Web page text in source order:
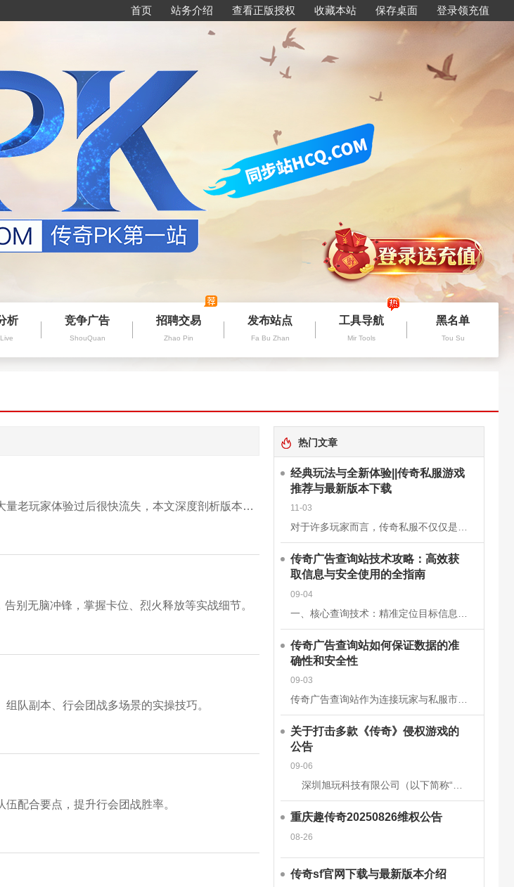
首页 站务介绍 查看正版授权 收藏本站 保存桌面 登录领充值
析 竞争广告
ShouQuan
招聘交易
Zhao Pin
发布站点
Fa Bu Zhan
工具导航
Mir Tools
黑名单
Tou Su
传奇行业版本更新迭代速度飞快，不少新服不断推出花样繁多的新系统，但是大量老玩家体验过后很快流失，本文深度剖析版本设计当中的问题，聊聊到底什么样的改动才能够留住核心玩家。
别无脑冲锋，掌握卡位、烈火释放等实战细节。
队副本、行会团战多场景的实操技巧。
配合要点，提升行会团战胜率。
热门文章
经典玩法与全新体验||传奇私服游戏
推荐与最新版本下载
11-03
对于许多玩家而言，传奇私服不仅仅是一款游戏，更是一段青春的回忆。它继承了经典《传奇》的核心玩法，保留了战士、法师、道士三大职业的经典设定，同时在画面、操作和系统上进行了优化升级，让老玩家找回曾经的激情
传奇广告查询站技术攻略：高效获
取信息与安全使用的全指南
09-04
传奇广告查询站如何保证数据的准
确性和安全性
09-03
关于打击多款《传奇》侵权游戏的
公告
09-06
深圳旭玩科技有限公司（以下简称“我司”）依据相关转授权文件获得原始著作权人韩国亚拓士软件有限公司针对《LegendofMirII》（中文名：《传奇》）网
重庆趣传奇20250826维权公告
08-26
传奇sf官网下载与最新版本介绍